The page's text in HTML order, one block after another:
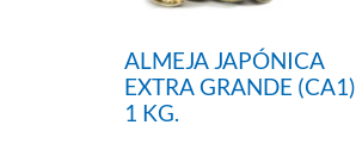
ALMEJA JAPÓNICA
EXTRA GRANDE (CA1)
1 KG.